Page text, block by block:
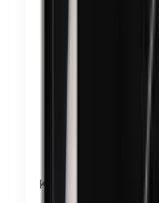
Kathon